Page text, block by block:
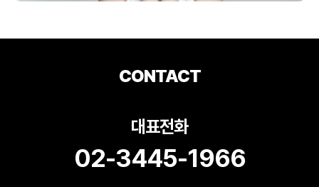
CONTACT
대표전화
02-3445-1966